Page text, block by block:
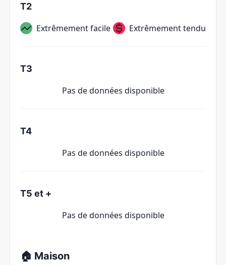
T2
Extrêmement facile Extrêmement tendu
T3
Pas de données disponible
T4
Pas de données disponible
T5 et +
Pas de données disponible
🏠 Maison